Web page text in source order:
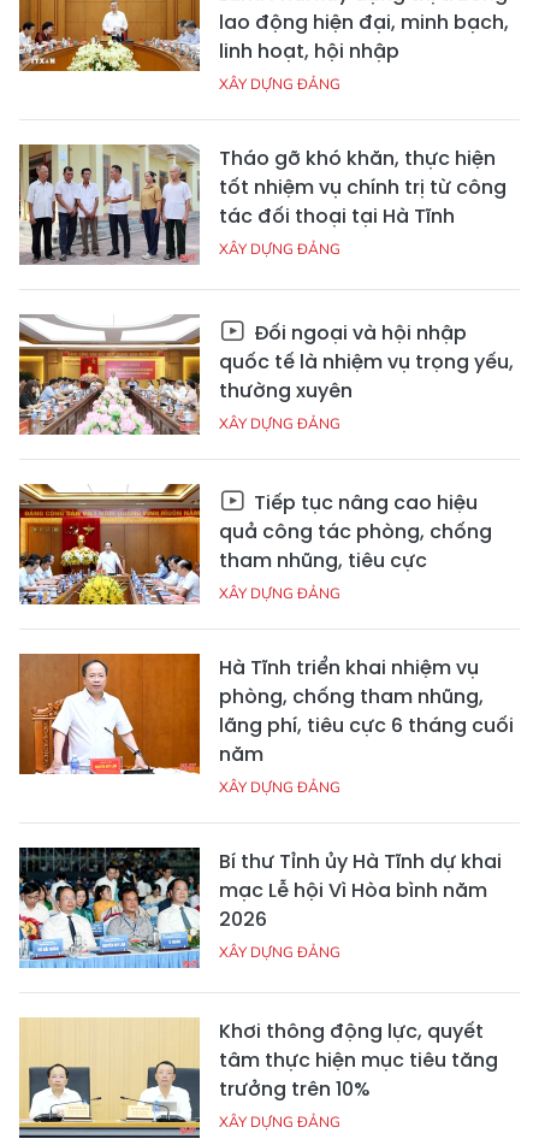
lao động hiện đại, minh bạch,
linh hoạt, hội nhập
XÂY DỰNG ĐẢNG
Tháo gỡ khó khăn, thực hiện
tốt nhiệm vụ chính trị từ công
tác đối thoại tại Hà Tĩnh
XÂY DỰNG ĐẢNG
Đối ngoại và hội nhập
quốc tế là nhiệm vụ trọng yếu,
thường xuyên
XÂY DỰNG ĐẢNG
Tiếp tục nâng cao hiệu
quả công tác phòng, chống
tham nhũng, tiêu cực
XÂY DỰNG ĐẢNG
Hà Tĩnh triển khai nhiệm vụ
phòng, chống tham nhũng,
lãng phí, tiêu cực 6 tháng cuối
năm
XÂY DỰNG ĐẢNG
Bí thư Tỉnh ủy Hà Tĩnh dự khai
mạc Lễ hội Vì Hòa bình năm
2026
XÂY DỰNG ĐẢNG
Khơi thông động lực, quyết
tâm thực hiện mục tiêu tăng
trưởng trên 10%
XÂY DỰNG ĐẢNG